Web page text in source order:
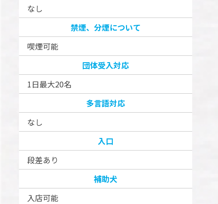
なし
禁煙、分煙について
喫煙可能
団体受入対応
1日最大20名
多言語対応
なし
入口
段差あり
補助犬
入店可能